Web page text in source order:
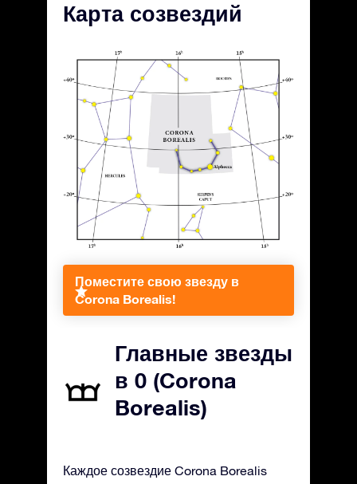
Карта созвездий
Поместите свою звезду в
Corona Borealis!
Главные звезды
в 0 (Corona
Borealis)
Каждое созвездие Corona Borealis